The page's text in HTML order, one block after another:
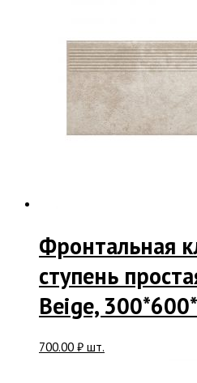
Фронтальная
ступень
Beige,
700.00 ₽ шт.